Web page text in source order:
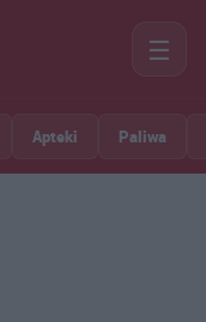
☰
Apteki Paliwa